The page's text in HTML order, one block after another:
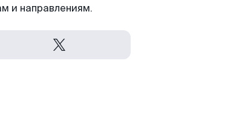
и направлениям.